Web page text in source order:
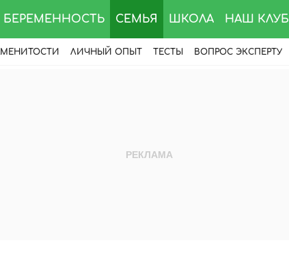
БЕРЕМЕННОСТЬ СЕМЬЯ ШКОЛА НАШ КЛУБ
ЛИЧНЫЙ ОПЫТ ТЕСТЫ ВОПРОС ЭКСПЕРТУ